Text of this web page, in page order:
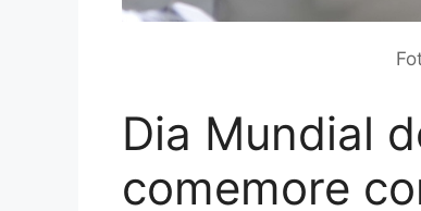
Dia Mundial
comemore